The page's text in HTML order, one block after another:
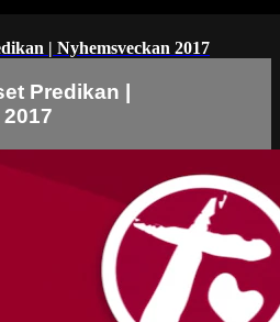
| Nyhemsveckan 2017
Predikan |